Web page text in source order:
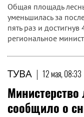
Общая площадь
уменьшилась за
пять раз и
региональное
ТУВА | 12 мая, 08:33
Министерство
сообщило о